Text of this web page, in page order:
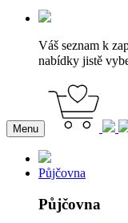
Váš seznam k
nabídky jistě
Menu
Půjčovna
Půjčovna